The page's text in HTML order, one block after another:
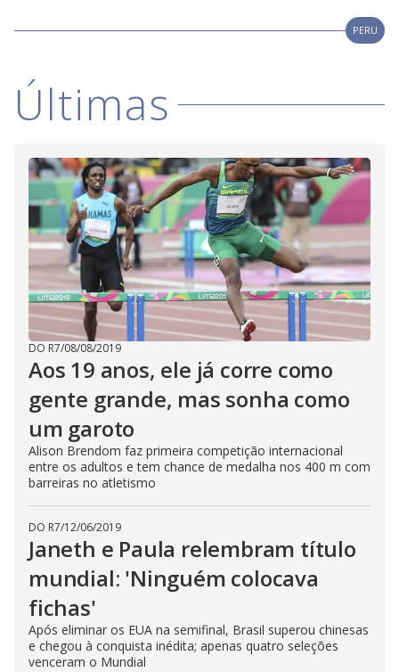
PERU
Últimas
DO R7/08/08/2019
Aos 19 anos, ele já corre como
gente grande, mas sonha como
um garoto
Alison Brendom faz primeira competição internacional
entre os adultos e tem chance de medalha nos 400 m com
barreiras no atletismo
DO R7/12/06/2019
Janeth e Paula relembram título
mundial: 'Ninguém colocava
fichas'
Após eliminar os EUA na semifinal, Brasil superou chinesas
e chegou à conquista inédita; apenas quatro seleções
venceram o Mundial